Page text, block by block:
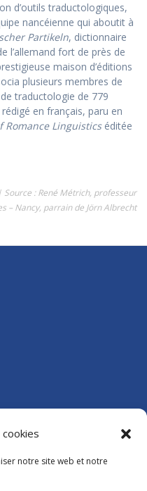
notre site web et notre
d’outils traductologiques,
nancéienne qui aboutit à
Partikeln, dictionnaire
l’allemand fort de près de
maison d’éditions
plusieurs membres de
de traductologie de 779
en français, paru en
Romance Linguisticséditée
: René Métrich, professeur
– Nancy, parrain de Jörn Albrecht